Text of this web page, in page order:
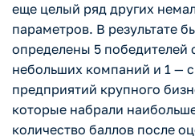
еще целый ряд других
параметров. В результате
определены 5 победителей
небольших компаний и 1 —
предприятий крупного
которые набрали
количество баллов после